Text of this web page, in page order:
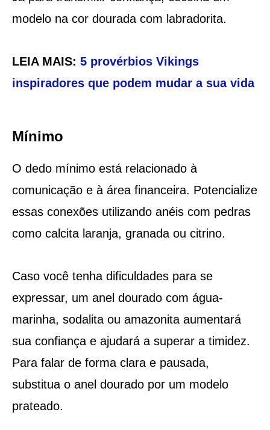
modelo na cor dourada com labradorita.
LEIA MAIS: 5 provérbios Vikings
inspiradores que podem mudar a sua vida
Mínimo
O dedo mínimo está relacionado à
comunicação e à área financeira. Potencialize
essas conexões utilizando anéis com pedras
como calcita laranja, granada ou citrino.
Caso você tenha dificuldades para se
expressar, um anel dourado com água-
marinha, sodalita ou amazonita aumentará
sua confiança e ajudará a superar a timidez.
Para falar de forma clara e pausada,
substitua o anel dourado por um modelo
prateado.